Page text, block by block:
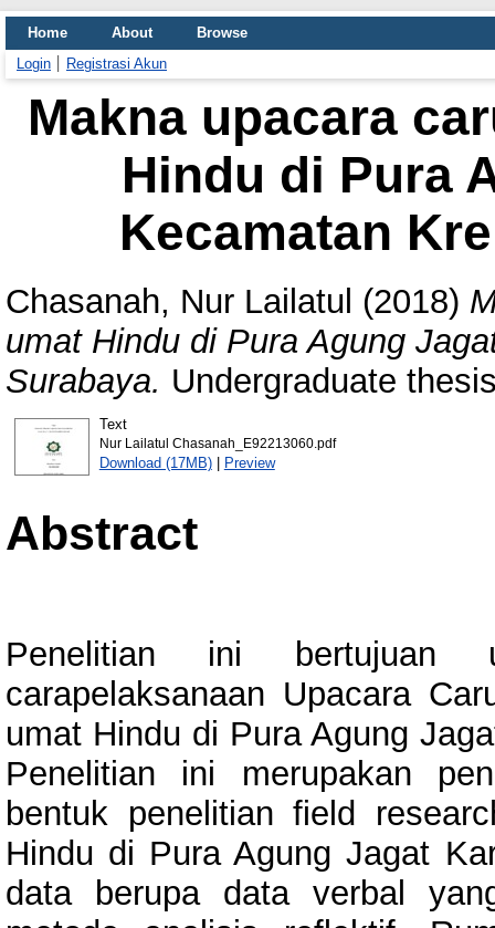
Home About
Browse
Login
Registrasi Akun
Makna upacara
Hindu di Pura
Kecamatan
Chasanah, Nur Lailatul (2018)
umat Hindu di Pura Agung
Surabaya. Undergraduate
Text
Nur Lailatul Chasanah_E92213060.pdf
Download (17MB)| Preview
Abstract
Penelitian ini bertujuan
carapelaksanaan Upacara
umat Hindu di Pura Agung
Penelitian ini merupakan
bentuk penelitian field
Hindu di Pura Agung Jagat
data berupa data verbal